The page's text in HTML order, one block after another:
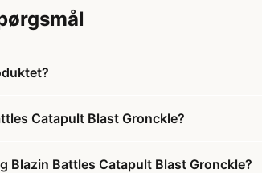
Catapult Blast Gronckle?
Blazin Battles Catapult Blast Gronckle?